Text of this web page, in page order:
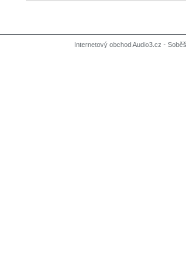
Internetový obchod Audio3.cz -